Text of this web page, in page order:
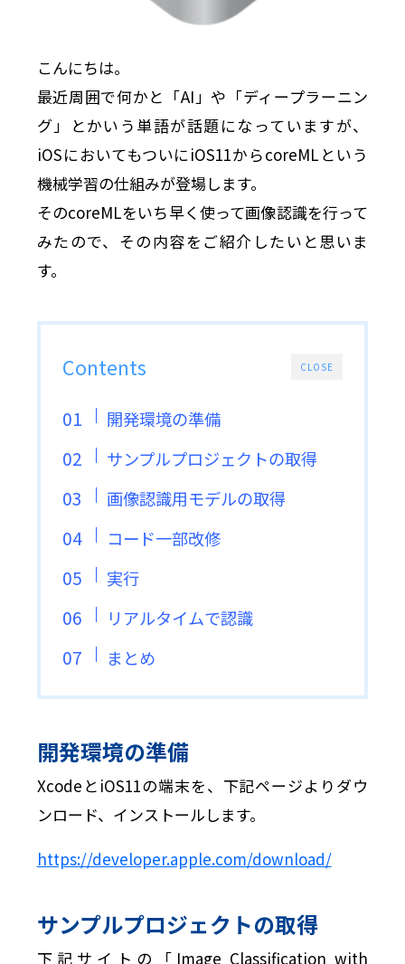
こんにちは。
最近周囲で何かと「AI」や「ディープラーニン
グ」とかいう単語が話題になっていますが、
iOSにおいてもついにiOS11からcoreMLという
機械学習の仕組みが登場します。
そのcoreMLをいち早く使って画像認識を行って
みたので、その内容をご紹介したいと思いま
す。
CLOSE
Contents
開発環境の準備
サンプルプロジェクトの取得
画像認識用モデルの取得
コード一部改修
実行
リアルタイムで認識
まとめ
開発環境の準備
XcodeとiOS11の端末を、下記ページよりダウ
ンロード、インストールします。
https://developer.apple.com/download/
サンプルプロジェクトの取得
下記サイトの「Image Classification with